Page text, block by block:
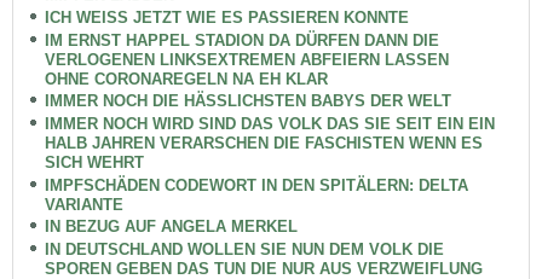
ICH WEISS JETZT WIE ES PASSIEREN KONNTE
IM ERNST HAPPEL STADION DA DÜRFEN DANN DIE
VERLOGENEN LINKSEXTREMEN ABFEIERN LASSEN
OHNE CORONAREGELN NA EH KLAR
IMMER NOCH DIE HÄSSLICHSTEN BABYS DER WELT
IMMER NOCH WIRD SIND DAS VOLK DAS SIE SEIT EIN EIN
HALB JAHREN VERARSCHEN DIE FASCHISTEN WENN ES
SICH WEHRT
IMPFSCHÄDEN CODEWORT IN DEN SPITÄLERN: DELTA
VARIANTE
IN BEZUG AUF ANGELA MERKEL
IN DEUTSCHLAND WOLLEN SIE NUN DEM VOLK DIE
SPOREN GEBEN DAS TUN DIE NUR AUS VERZWEIFLUNG